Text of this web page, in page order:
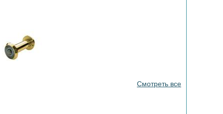
Смотреть все